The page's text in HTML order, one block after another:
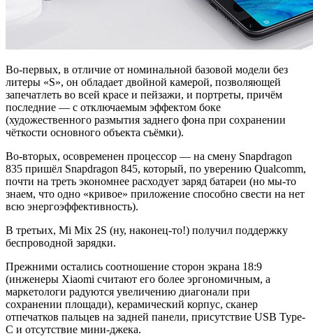
Во-первых, в отличие от номинальной базовой модели без
литеры «S», он обладает двойной камерой, позволяющей
запечатлеть во всей красе и пейзажи, и портреты, причём
последние — с отключаемым эффектом боке
(художественного размытия заднего фона при сохранении
чёткости основного объекта съёмки).
Во-вторых, осовременен процессор — на смену Snapdragon
835 пришёл Snapdragon 845, который, по уверению Qualcomm,
почти на треть экономнее расходует заряд батареи (но мы-то
знаем, что одно «кривое» приложение способно свести на нет
всю энергоэффективность).
В третьих, Mi Mix 2S (ну, наконец-то!) получил поддержку
беспроводной зарядки.
Прежними остались соотношение сторон экрана 18:9
(инженеры Xiaomi считают его более эргономичным, а
маркетологи радуются увеличению диагонали при
сохранении площади), керамический корпус, сканер
отпечатков пальцев на задней панели, присутствие USB Type-
C и отсутствие мини-джека.